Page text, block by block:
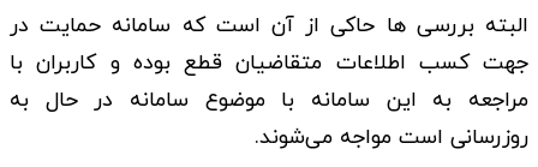
البته بررسی ها حاکی از آن است که سامانه حمایت در
جهت کسب اطلاعات متقاضیان قطع بوده و کاربران با
مراجعه به این سامانه با موضوع سامانه در حال به
روزرسانی است مواجه می‌شوند.